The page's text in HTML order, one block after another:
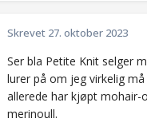
Skrevet 27. oktober 2023
Ser bla Petite Knit selger
lurer på om jeg virkelig
allerede har kjøpt mohair-
merinoull.